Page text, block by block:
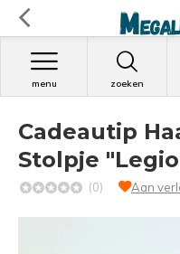
zoeken
menu
Cadeautip
Stolpje
(0) Aan